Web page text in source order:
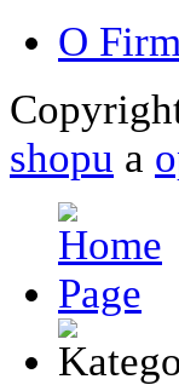
O
shopu a